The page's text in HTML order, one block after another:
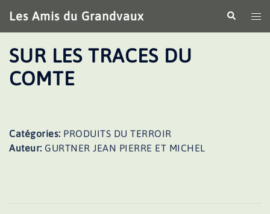
au
contenu
Les Amis du Grandvaux
le
SUR LES TRACES DU
COMTE
Catégories: PRODUITS DU TERROIR
Auteur: GURTNER JEAN PIERRE ET MICHEL